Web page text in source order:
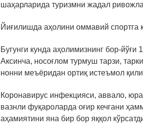
шаҳарларида туризмни жадал
Йиғилишда аҳолини оммавий спортга
Бугунги кунда аҳолимизнинг бор-
Аксинча, носоғлом турмуш тарзи,
нонни меъёридан ортиқ истеъмол
Коронавирус инфекцияси, аввало,
вазнли фуқароларда оғир кечгани
аҳамиятини яна бир бор яққол